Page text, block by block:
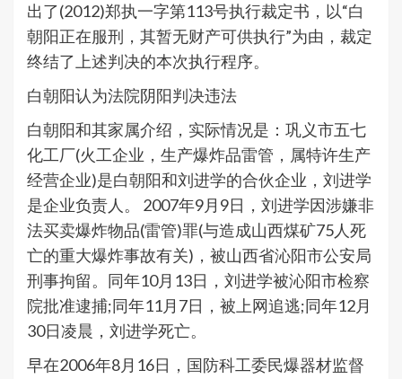
出了(2012)郑执一字第113号执行裁定书，以“白
朝阳正在服刑，其暂无财产可供执行”为由，裁定
终结了上述判决的本次执行程序。
白朝阳认为法院阴阳判决违法
白朝阳和其家属介绍，实际情况是：巩义市五七
化工厂(火工企业，生产爆炸品雷管，属特许生产
经营企业)是白朝阳和刘进学的合伙企业，刘进学
是企业负责人。 2007年9月9日，刘进学因涉嫌非
法买卖爆炸物品(雷管)罪(与造成山西煤矿75人死
亡的重大爆炸事故有关)，被山西省沁阳市公安局
刑事拘留。同年10月13日，刘进学被沁阳市检察
院批准逮捕;同年11月7日，被上网追逃;同年12月
30日凌晨，刘进学死亡。
早在2006年8月16日，国防科工委民爆器材监督